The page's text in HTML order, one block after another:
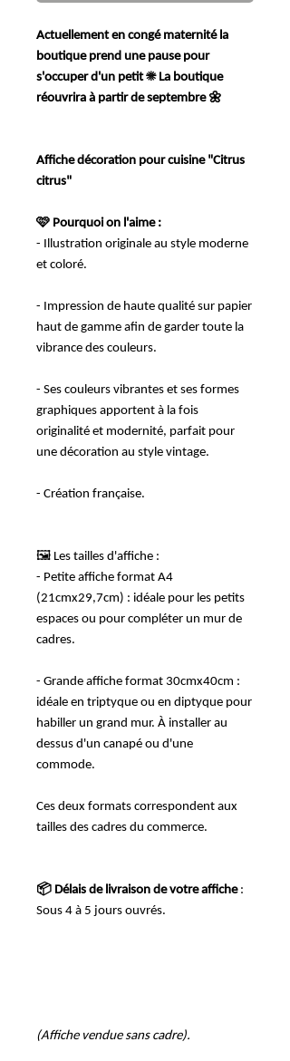
Actuellement en congé maternité la
boutique prend une pause pour
s'occuper d'un petit ☀️ La boutique
réouvrira à partir de septembre 🌼
Affiche décoration pour cuisine "Citrus
citrus"
🩷 Pourquoi on l'aime :
- Illustration originale au style moderne
et coloré.
- Impression de haute qualité sur papier
haut de gamme afin de garder toute la
vibrance des couleurs.
- Ses couleurs vibrantes et ses formes
graphiques apportent à la fois
originalité et modernité, parfait pour
une décoration au style vintage.
- Création française.
🖼️ Les tailles d'affiche :
- Petite affiche format A4
(21cmx29,7cm) : idéale pour les petits
espaces ou pour compléter un mur de
cadres.
- Grande affiche format 30cmx40cm :
idéale en triptyque ou en diptyque pour
habiller un grand mur. À installer au
dessus d'un canapé ou d'une
commode.
Ces deux formats correspondent aux
tailles des cadres du commerce.
📦 Délais de livraison de votre affiche:
Sous 4 à 5 jours ouvrés.
(Affiche vendue sans cadre).